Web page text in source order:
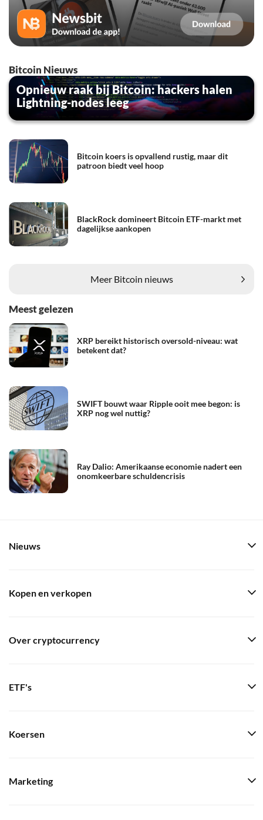
Bitcoin Nieuws
Opnieuw raak bij Bitcoin: hackers halen
Lightning-nodes leeg
Bitcoin koers is opvallend rustig, maar dit
patroon biedt veel hoop
BlackRock domineert Bitcoin ETF-markt met
dagelijkse aankopen
Meer Bitcoin nieuws
Meest gelezen
XRP bereikt historisch oversold-niveau: wat
betekent dat?
SWIFT bouwt waar Ripple ooit mee begon: is
XRP nog wel nuttig?
Ray Dalio: Amerikaanse economie nadert een
onomkeerbare schuldencrisis
Nieuws
Kopen en verkopen
Over cryptocurrency
ETF's
Koersen
Marketing